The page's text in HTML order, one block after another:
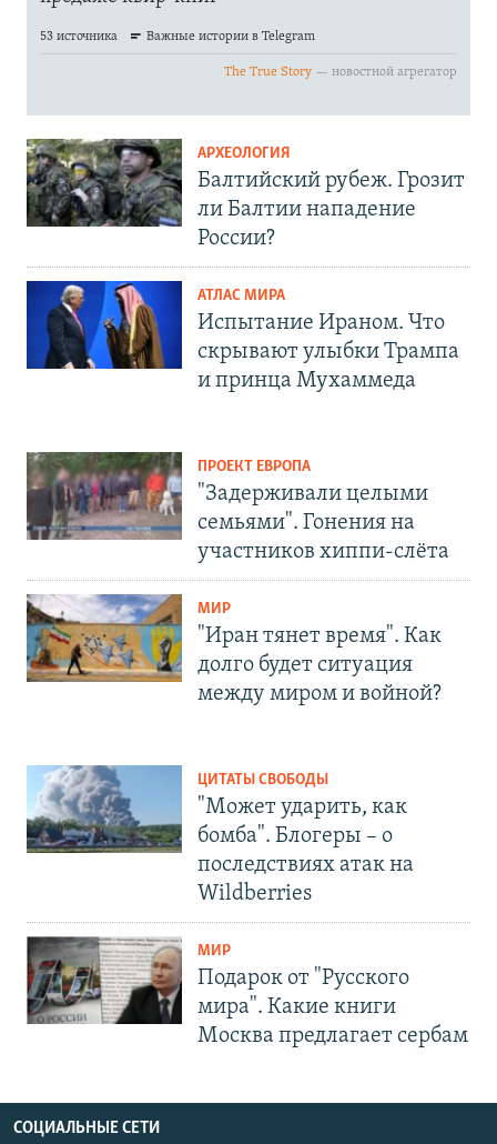
АРХЕОЛОГИЯ
Балтийский рубеж. Грозит
ли Балтии нападение
России?
АТЛАС МИРА
Испытание Ираном. Что
скрывают улыбки Трампа
и принца Мухаммеда
ПРОЕКТ ЕВРОПА
"Задерживали целыми
семьями". Гонения на
участников хиппи-слёта
МИР
"Иран тянет время". Как
долго будет ситуация
между миром и войной?
ЦИТАТЫ СВОБОДЫ
"Может ударить, как
бомба". Блогеры – о
последствиях атак на
Wildberries
МИР
Подарок от "Русского
мира". Какие книги
Москва предлагает сербам
СОЦИАЛЬНЫЕ СЕТИ